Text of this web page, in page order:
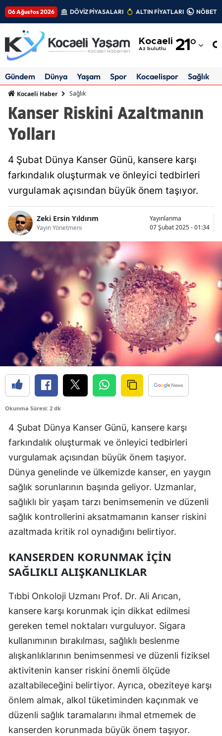
06 Ağustos 2026 DÖVİZ PİYASALARI ALTIN FİYATLARI
Kocaeli
Az bulutlu 21°
Adıyaman
Amasya
Artvin
Aydın
Bilecik
Bitlis
Bolu
Burdur
Bursa
Çanakkale
Çankırı
Çorum
Diyarbakır
Edirne
Elazığ
Erzincan
Erzurum
Eskişehir
Gaziantep
Gümüşhane
Hatay
Isparta
Mersin
İstanbul
İzmir
Gündem Dünya Yaşam Spor Kocaelispor Sağlık
Kocaeli Haber Sağlık
Kanser Riskini Azaltmanın
Yolları
4 Şubat Dünya Kanser Günü, kansere karşı
farkındalık oluşturmak ve önleyici tedbirleri
vurgulamak açısından büyük önem taşıyor.
Zeki Ersin Yıldırım
Yayın Yönetmeni
Yayınlanma
07 Şubat 2025 - 01:34
Okunma Süresi: 2 dk
4 Şubat Dünya Kanser Günü, kansere karşı
farkındalık oluşturmak ve önleyici tedbirleri
vurgulamak açısından büyük önem taşıyor.
Dünya genelinde ve ülkemizde kanser, en yaygın
sağlık sorunlarının başında geliyor. Uzmanlar,
sağlıklı bir yaşam tarzı benimsemenin ve düzenli
sağlık kontrollerini aksatmamanın kanser riskini
azaltmada kritik rol oynadığını belirtiyor.
KANSERDEN KORUNMAK İÇIN
SAĞLIKLI ALIŞKANLIKLAR
Tıbbi Onkoloji Uzmanı Prof. Dr. Ali Arıcan,
kansere karşı korunmak için dikkat edilmesi
gereken temel noktaları vurguluyor. Sigara
kullanımının bırakılması, sağlıklı beslenme
alışkanlıklarının benimsenmesi ve düzenli fiziksel
aktivitenin kanser riskini önemli ölçüde
azaltabileceğini belirtiyor. Ayrıca, obeziteye karşı
önlem almak, alkol tüketiminden kaçınmak ve
düzenli sağlık taramalarını ihmal etmemek de
kanserden korunmada büyük önem taşıyor.